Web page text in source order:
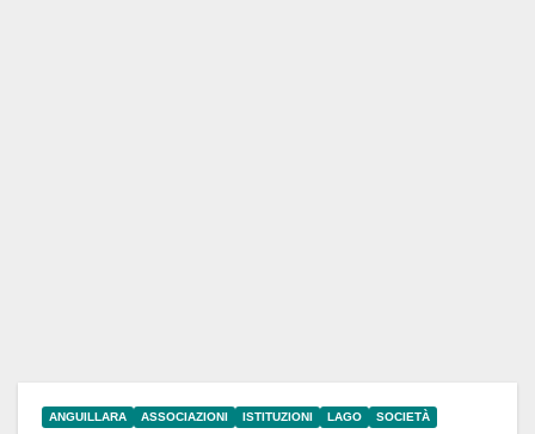
ANGUILLARA ASSOCIAZIONI ISTITUZIONI LAGO SOCIETÀ